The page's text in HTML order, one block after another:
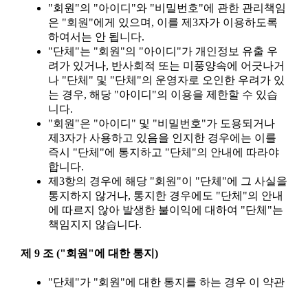
"회원"의 "아이디"와 "비밀번호"에 관한 관리책임
은 "회원"에게 있으며, 이를 제3자가 이용하도록
하여서는 안 됩니다.
"단체"는 "회원"의 "아이디"가 개인정보 유출 우
려가 있거나, 반사회적 또는 미풍양속에 어긋나거
나 "단체" 및 "단체"의 운영자로 오인한 우려가 있
는 경우, 해당 "아이디"의 이용을 제한할 수 있습
니다.
"회원"은 "아이디" 및 "비밀번호"가 도용되거나
제3자가 사용하고 있음을 인지한 경우에는 이를
즉시 "단체"에 통지하고 "단체"의 안내에 따라야
합니다.
제3항의 경우에 해당 "회원"이 "단체"에 그 사실을
통지하지 않거나, 통지한 경우에도 "단체"의 안내
에 따르지 않아 발생한 불이익에 대하여 "단체"는
책임지지 않습니다.
제 9 조 ("회원"에 대한 통지)
"단체"가 "회원"에 대한 통지를 하는 경우 이 약관